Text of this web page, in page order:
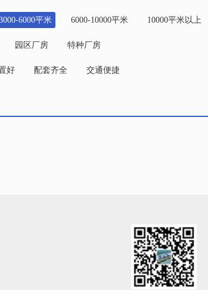
6000平米 6000-10000平米 10000平米以上
园区厂房 特种厂房
好 配套齐全 交通便捷